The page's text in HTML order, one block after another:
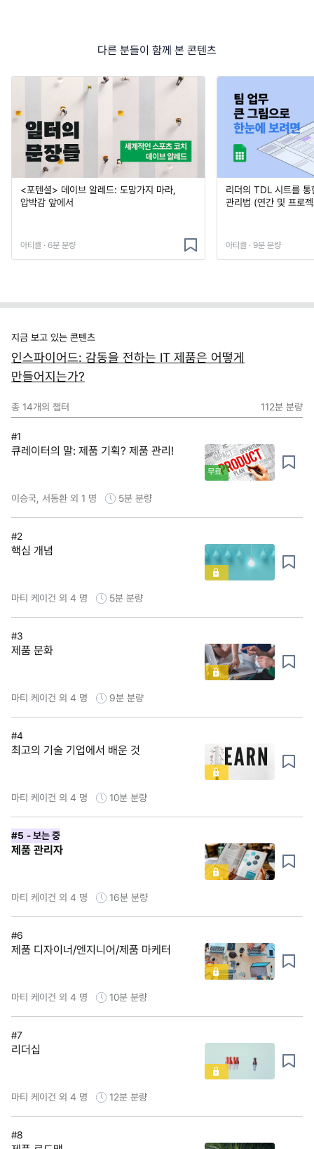
다른 분들이 함께 본 콘텐츠
<포텐셜> 데이브 알레드: 도망가지 마라,
압박감 앞에서
아티클 · 6분 분량
리더의 TDL 시트를
관리법 (연간 및 프로
아티클 · 9분 분량
지금 보고 있는 콘텐츠
인스파이어드: 감동을 전하는 IT 제품은 어떻게
만들어지는가?
총 14개의 챕터 112분 분량
#1
큐레이터의 말: 제품 기획? 제품 관리!
무료
이승국, 서동환 외 1 명 5분 분량
#2
핵심 개념
마티 케이건 외 4 명 5분 분량
#3
제품 문화
마티 케이건 외 4 명 9분 분량
#4
최고의 기술 기업에서 배운 것
마티 케이건 외 4 명 10분 분량
#5 - 보는 중
제품 관리자
마티 케이건 외 4 명 16분 분량
#6
제품 디자이너/엔지니어/제품 마케터
마티 케이건 외 4 명 10분 분량
#7
리더십
마티 케이건 외 4 명 12분 분량
#8